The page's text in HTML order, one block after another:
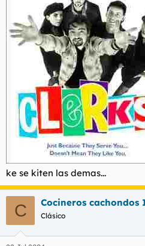
ke se kiten las demas...
C Cocineros
Clásico